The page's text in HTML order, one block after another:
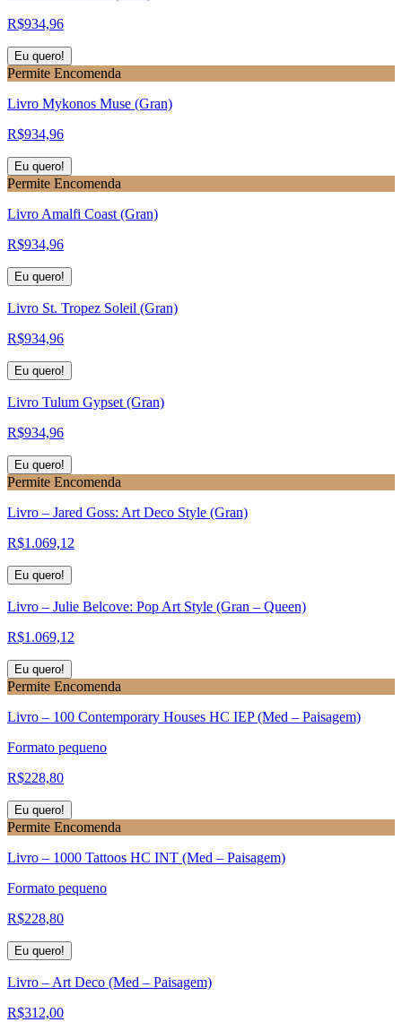
R$934,96
Eu quero!
Permite Encomenda
Livro Mykonos Muse (Gran)
R$934,96
Eu quero!
Permite Encomenda
Livro Amalfi Coast (Gran)
R$934,96
Eu quero!
Livro St. Tropez Soleil (Gran)
R$934,96
Eu quero!
Livro Tulum Gypset (Gran)
R$934,96
Eu quero!
Permite Encomenda
Livro – Jared Goss: Art Deco Style (Gran)
R$1.069,12
Eu quero!
Livro – Julie Belcove: Pop Art Style (Gran – Queen)
R$1.069,12
Eu quero!
Permite Encomenda
Livro – 100 Contemporary Houses HC IEP (Med – Paisagem)
Formato pequeno
R$228,80
Eu quero!
Permite Encomenda
Livro – 1000 Tattoos HC INT (Med – Paisagem)
Formato pequeno
R$228,80
Eu quero!
Livro – Art Deco (Med – Paisagem)
R$312,00